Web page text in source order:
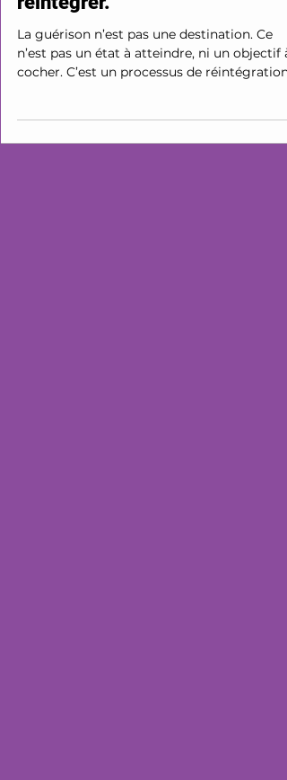
pas se réparer. C’est se
réintégrer.
La guérison n’est pas une destination. Ce
Une voie d’ancrage et d’écoute intérieure,